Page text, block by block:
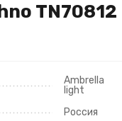
TN70812
Ambrella
light
Россия